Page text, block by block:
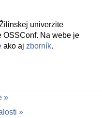
univerzite
OSSConf. Na webe je
ako aj zborník.